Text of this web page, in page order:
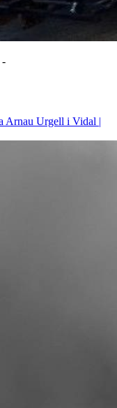
-
Arnau Urgell i Vidal |